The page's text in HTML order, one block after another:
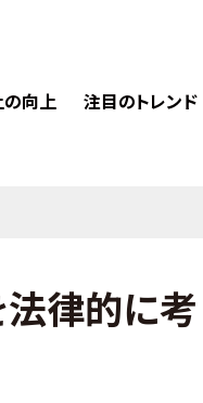
向上 注目のトレンド
律的に考